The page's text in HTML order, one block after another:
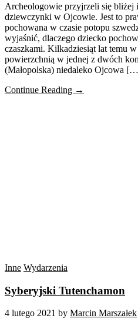
Archeologowie przyjrzeli się bliżej
dziewczynki w Ojcowie. Jest to
pochowana w czasie potopu
wyjaśnić, dlaczego dziecko
czaszkami. Kilkadziesiąt lat temu
powierzchnią w jednej z dwóch
(Małopolska) niedaleko Ojcowa
Continue Reading →
Inne Wydarzenia
Syberyjski Tutenchamon
4 lutego 2021 by Marcin Marszałek